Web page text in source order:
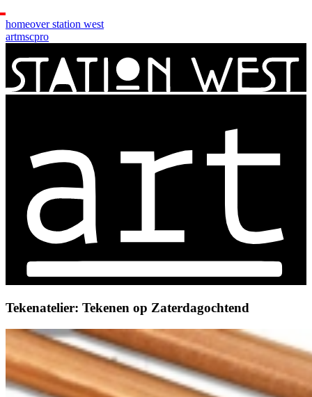
homeover station west
artmscpro
Tekenatelier: Tekenen op Zaterdagochtend